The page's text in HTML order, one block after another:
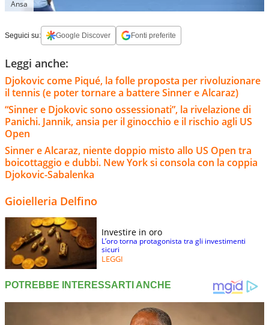
Ansa
Seguici su: Google Discover Fonti preferite
Leggi anche:
Djokovic come Piqué, la folle proposta per rivoluzionare
il tennis (e poter tornare a battere Sinner e Alcaraz)
“Sinner e Djokovic sono ossessionati”, la rivelazione di
Panichi. Jannik, ansia per il ginocchio e il rischio agli US
Open
Sinner e Alcaraz, niente doppio misto allo US Open tra
boicottaggio e dubbi. New York si consola con la coppia
Djokovic-Sabalenka
Gioielleria Delfino
Investire in oro
L’oro torna protagonista tra gli investimenti
sicuri
LEGGI